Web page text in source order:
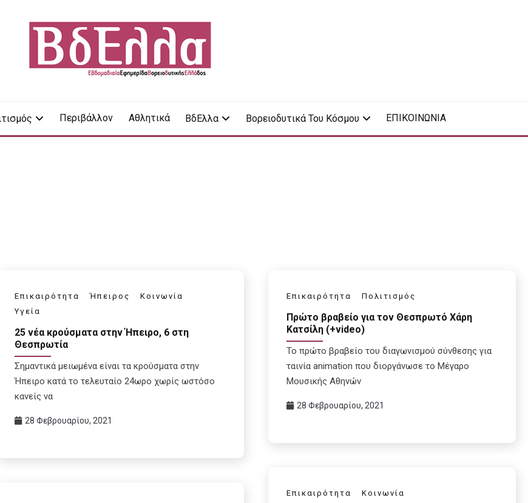
Περιβάλλον Αθλητικά ΒδΕλλα Βορειοδυτικά Του Κόσμου ΕΠΙΚΟΙΝΩΝΙΑ
Επικαιρότητα Ήπειρος
Κοινωνία
Υγεία
25 νέα κρούσματα στην Ήπειρο, 6 στη
Θεσπρωτία
Σημαντικά μειωμένα είναι τα κρούσματα στην
Ήπειρο κατά το τελευταίο 24ωρο χωρίς ωστόσο
κανείς να
28 Φεβρουαρίου, 2021
Επικαιρότητα Πολιτισμός
Πρώτο βραβείο για τον Θεσπρωτό Χάρη
Κατσίλη (+video)
Το πρώτο βραβείο του διαγωνισμού σύνθεσης για
ταινία animation που διοργάνωσε το Μέγαρο
Μουσικής Αθηνών
28 Φεβρουαρίου, 2021
Επικαιρότητα Κοινωνία